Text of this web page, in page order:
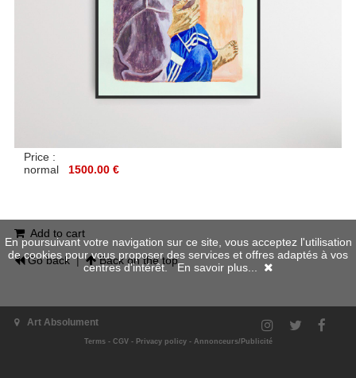
Price :
normal
1500.00 €
Add to cart
Go back| Back on the top
Art Absolument
Terms- CGV- Privacy policy- Annonceurs/Publicité
En poursuivant votre navigation sur ce site, vous acceptez l'utilisation
de cookies pour vous proposer des services et offres adaptés à vos
centres d'intérêt.En savoir plus...